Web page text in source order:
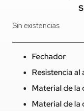
Sin existencias
Fechador
Resistencia
Material de la
Material de la